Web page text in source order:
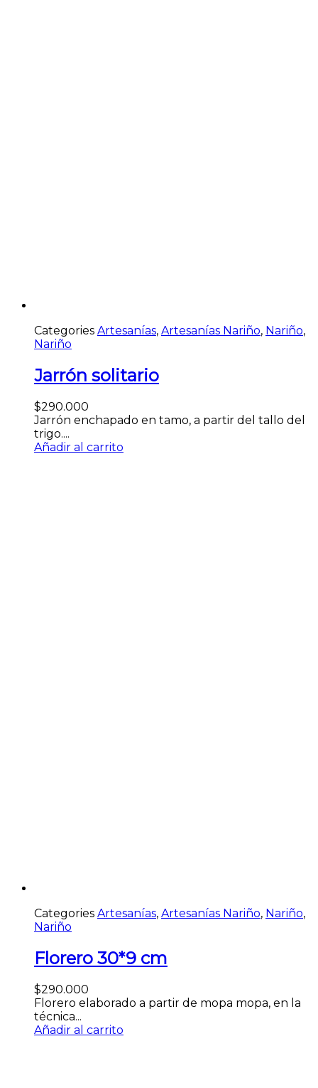
Categories Artesanías, Artesanías Nariño, Nariño,
Nariño
Jarrón solitario
$290.000
Jarrón enchapado en tamo, a partir del tallo del
trigo....
Añadir al carrito
Categories Artesanías, Artesanías Nariño, Nariño,
Nariño
Florero 30*9 cm
$290.000
Florero elaborado a partir de mopa mopa, en la
técnica...
Añadir al carrito